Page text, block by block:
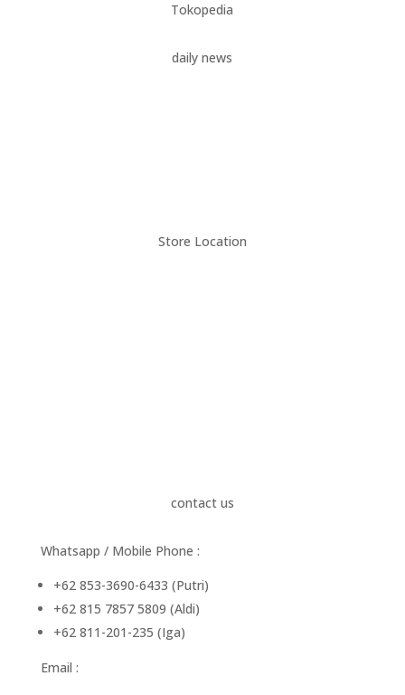
Tokopedia
daily news
Store Location
contact us
Whatsapp / Mobile Phone :
+62 853-3690-6433 (Putri)
+62 815 7857 5809 (Aldi)
+62 811-201-235 (Iga)
Email :